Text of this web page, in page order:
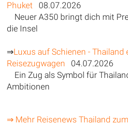
Phuket 08.07.2026
Neuer A350 bringt dich mit
die Insel
⇒Luxus auf Schienen - Thailand
Reisezugwagen 04.07.2026
Ein Zug als Symbol für
Ambitionen
⇒ Mehr Reisenews Thailand